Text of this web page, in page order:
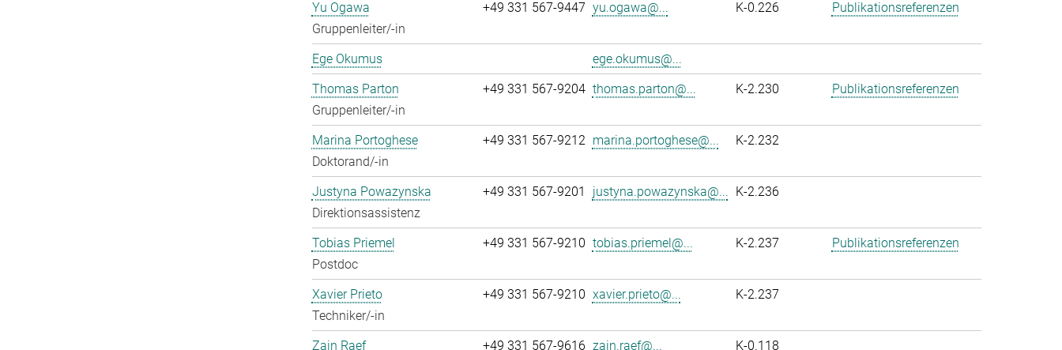
Yu Ogawa
Gruppenleiter/-in
+49 331 567-9447 yu.ogawa@... K-0.226 Publikationsreferenzen
Ege Okumus
ege.okumus@...
Thomas Parton
Gruppenleiter/-in
+49 331 567-9204 thomas.parton@... K-2.230 Publikationsreferenzen
Marina Portoghese
Doktorand/-in
+49 331 567-9212 marina.portoghese@... K-2.232
Justyna Powazynska
Direktionsassistenz
+49 331 567-9201 justyna.powazynska@... K-2.236
Tobias Priemel
Postdoc
+49 331 567-9210 tobias.priemel@... K-2.237 Publikationsreferenzen
Xavier Prieto
Techniker/-in
+49 331 567-9210 xavier.prieto@... K-2.237
Zain Raef
+49 331 567-9616 zain.raef@... K-0.118